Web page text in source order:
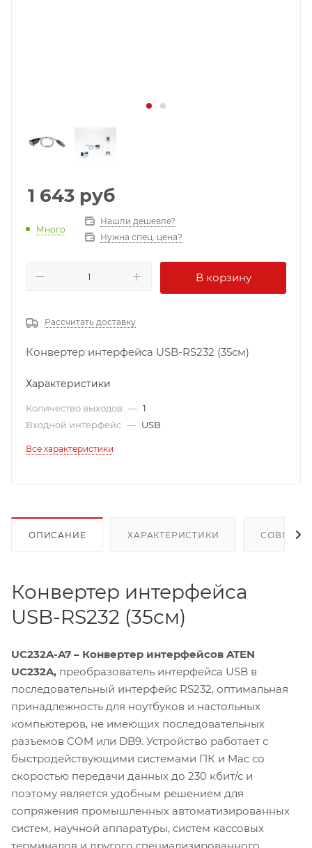
1 643 руб
Много
Нашли дешевле?
Нужна спец. цена?
В корзину
Рассчитать доставку
Конвертер интерфейса USB-RS232 (35см)
Характеристики
Количество выходов — 1
Входной интерфейс — USB
Все характеристики
ОПИСАНИЕ ХАРАКТЕРИСТИКИ
Конвертер интерфейса
USB-RS232 (35см)
UC232A-A7 – Конвертер интерфейсов ATEN
UC232A, преобразователь интерфейса USB в
последовательный интерфейс RS232, оптимальная
принадлежность для ноутбуков и настольных
компьютеров, не имеющих последовательных
разъемов COM или DB9. Устройство работает с
быстродействующими системами ПК и Mac со
скоростью передачи данных до 230 кбит/с и
поэтому является удобным решением для
сопряжения промышленных автоматизированных
систем, научной аппаратуры, систем кассовых